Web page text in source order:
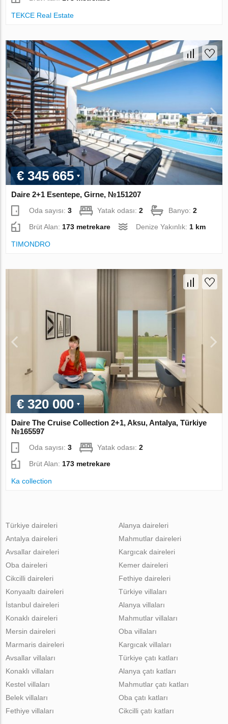
TEKCE Real Estate
€ 345 665
Daire 2+1 Esentepe, Girne, №151207
Oda sayısı:3 Yatak odası:2 Banyo:2
Brüt Alan: 173 metrekare Denize Yakınlık: 1 km
TIMONDRO
€ 320 000
Daire The Cruise Collection 2+1, Aksu, Antalya, Türkiye
№165597
Oda sayısı:3 Yatak odası:2
Brüt Alan:173 metrekare
Ka collection
Türkiye daireleri
Antalya daireleri
Avsallar daireleri
Oba daireleri
Cikcilli daireleri
Alanya daireleri
Mahmutlar daireleri
Kargıcak daireleri
Kemer daireleri
Fethiye daireleri
Konyaaltı daireleri
İstanbul daireleri
Konaklı daireleri
Mersin daireleri
Marmaris daireleri
Türkiye villaları
Alanya villaları
Mahmutlar villaları
Oba villaları
Kargıcak villaları
Avsallar villaları
Konaklı villaları
Kestel villaları
Belek villaları
Fethiye villaları
Türkiye çatı katları
Alanya çatı katları
Mahmutlar çatı katları
Oba çatı katları
Cikcilli çatı katları